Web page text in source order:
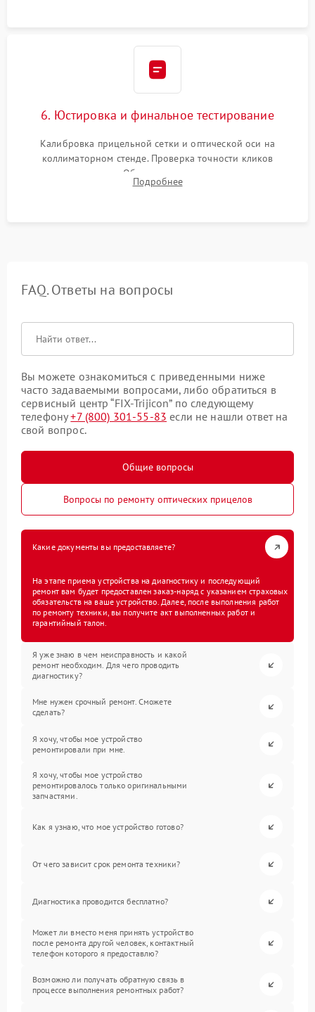
6. Юстировка и финальное тестирование
Калибровка прицельной сетки и оптической оси на
коллиматорном стенде. Проверка точности кликов
механизма поправок. Обязательное испытание прицела на
ударном стенде для проверки устойчивости к отдаче и
Подробнее
FAQ. Ответы на вопросы
Вы можете ознакомиться с приведенными ниже
часто задаваемыми вопросами, либо обратиться в
сервисный центр “FIX-Trijicon” по следующему
телефону+7 (800) 301-55-83 если не нашли ответ на
свой вопрос.
Общие вопросы
Вопросы по ремонту оптических прицелов
Какие документы вы предоставляете?
На этапе приема устройства на диагностику и последующий
ремонт вам будет предоставлен заказ-наряд с указанием страховых
обязательств на ваше устройство. Далее, после выполнения работ
по ремонту техники, вы получите акт выполненных работ и
гарантийный талон.
Я уже знаю в чем неисправность и какой
ремонт необходим. Для чего проводить
диагностику?
Мне нужен срочный ремонт. Сможете
сделать?
Я хочу, чтобы мое устройство
ремонтировали при мне.
Я хочу, чтобы мое устройство
ремонтировалось только оригинальными
запчастями.
Как я узнаю, что мое устройство готово?
От чего зависит срок ремонта техники?
Диагностика проводится бесплатно?
Может ли вместо меня принять устройство
после ремонта другой человек, контактный
телефон которого я предоставлю?
Возможно ли получать обратную связь в
процессе выполнения ремонтных работ?